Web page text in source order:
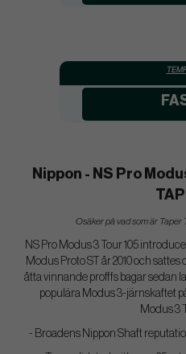
Nippon - NS Pro
Osäker på vad som är Taper
NS Pro Modus 3 Tour 105
Modus Proto ST år 2010 och
åtta vinnande profffs bagar sedan
populära Modus 3-järnskaftet
Modus 3
- Broadens Nippon Shaft